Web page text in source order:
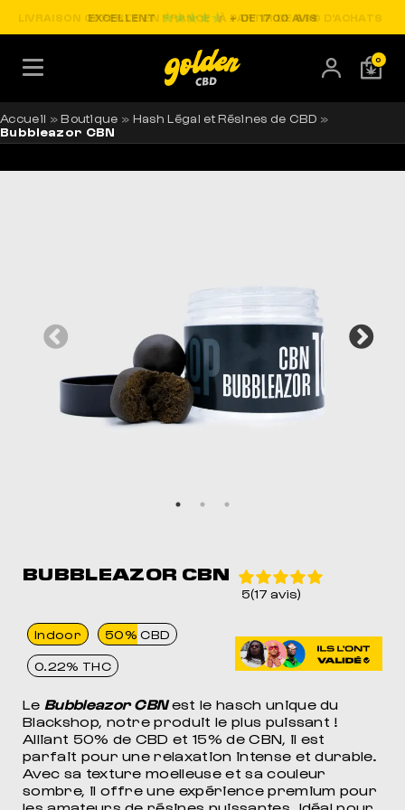
0
LIVRAISON OFFERTE EN FRANCE À PARTIR DE 69€ D'ACHATS
EXCELLENT + DE 1700 AVIS
Accueil »Boutique » Hash Légal et Résines de CBD »
Bubbleazor CBN
BUBBLEAZOR CBN
5(17 avis)
Indoor 50% CBD
0.22% THC
Le Bubbleazor CBNest le hasch unique du
Blackshop, notre produit le plus puissant !
Alliant 50% de CBD et 15% de CBN, il est
parfait pour une relaxation intense et durable.
Avec sa texture moelleuse et sa couleur
sombre, il offre une expérience premium pour